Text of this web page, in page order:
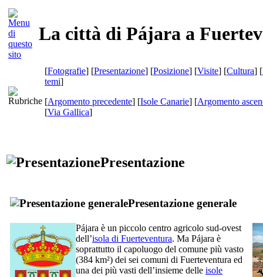
La città di Pájara a
[Fotografie] [Presentazione] [Posizione] [Visite] [Cultura] [
temi]
[Argomento precedente] [Isole Canarie] [Argomento
[Via Gallica]
Presentazione
Presentazione generale
Pájara è un piccolo centro agricolo sud-ovest
dell’isola di Fuerteventura. Ma Pájara è
soprattutto il capoluogo del comune più vasto
(384 km²) dei sei comuni di Fuerteventura ed
una dei più vasti dell’insieme delle isole